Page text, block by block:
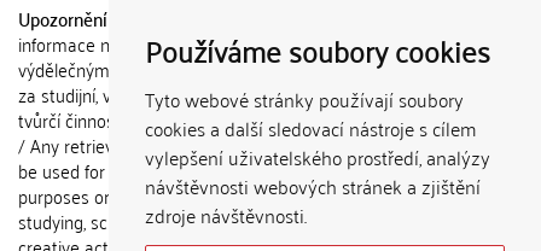
Používáme soubory cookies
Tyto webové stránky používají soubory
cookies a další sledovací nástroje s cílem
vylepšení uživatelského prostředí, analýzy
návštěvnosti webových stránek a zjištění
zdroje návštěvnosti.
Upozornění / Notice:
informace nemohou být použity k
výdělečným účelům nebo vydávány
za studijní, vědeckou nebo jinou
tvůrčí činnost jiné osoby než autora.
/ Any retrieved information shall not
be used for any commercial
purposes or claimed as results of
studying, scientific or any other